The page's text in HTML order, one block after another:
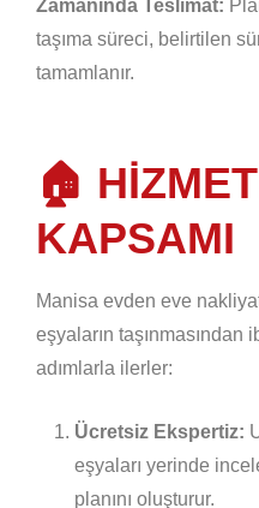
Zamanında Teslimat:
taşıma süreci, belirtilen
tamamlanır.
🏠
KAPSAMI
Manisa evden eve
eşyaların taşınmasından
adımlarla ilerler:
Ücretsiz Ekspertiz:
eşyaları yerinde
planını oluşturur.